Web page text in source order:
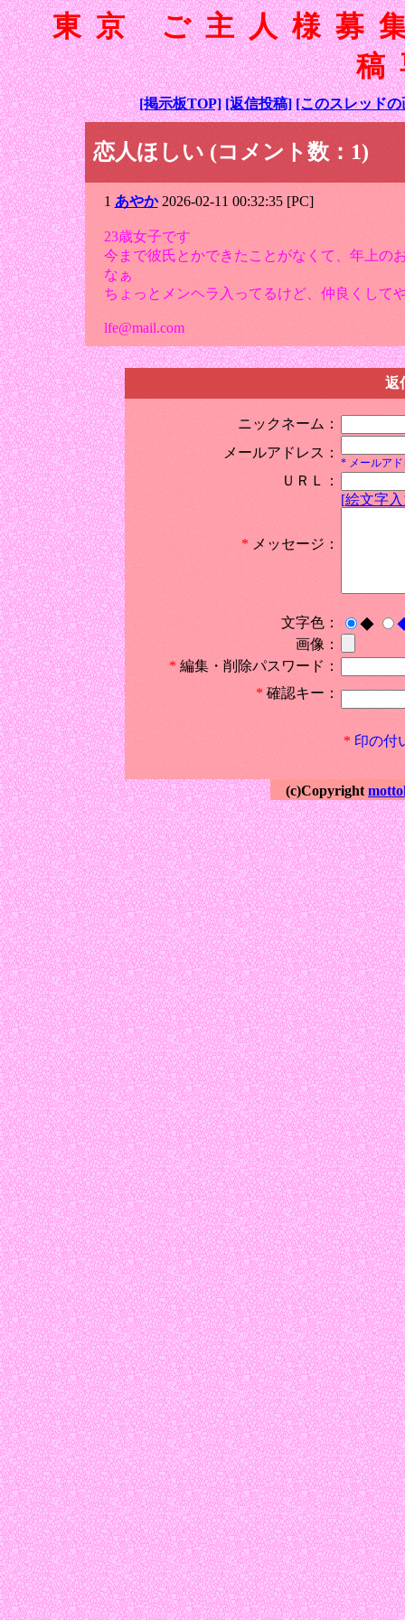
東京 ご主人様募
[掲示板TOP] [返信投稿] [このスレッドの
恋人ほしい (コメント数：1)
1 あやか2026-02-11 00:32:35 [PC]
23歳女子です
今まで彼氏とかできたことがなくて、年上の
なぁ
ちょっとメンヘラ入ってるけど、仲良くして
lfe@mail.com
返
ニックネーム：
メールアドレス：
* メールア
ＵＲＬ：
* メッセージ：
[絵文字
文字色： ◆
画像：
* 編集・削除パスワード：
* 確認キー：
* 印の付
(c)Copyright